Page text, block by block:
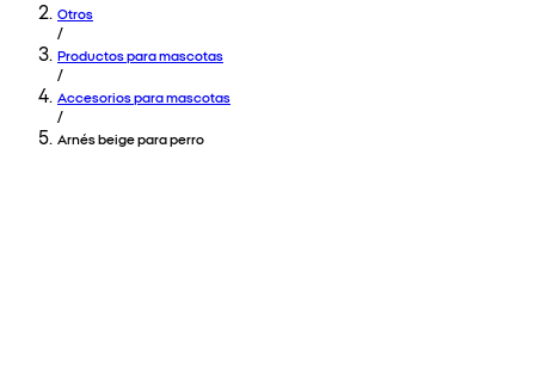
Otros
/
Productos para mascotas
/
Accesorios para mascotas
/
Arnés beige para perro